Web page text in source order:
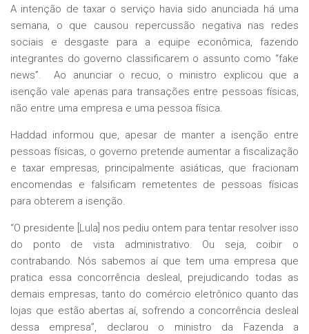
A intenção de taxar o serviço havia sido anunciada há uma
semana, o que causou repercussão negativa nas redes
sociais e desgaste para a equipe econômica, fazendo
integrantes do governo classificarem o assunto como “fake
news”. Ao anunciar o recuo, o ministro explicou que a
isenção vale apenas para transações entre pessoas físicas,
não entre uma empresa e uma pessoa física.
Haddad informou que, apesar de manter a isenção entre
pessoas físicas, o governo pretende aumentar a fiscalização
e taxar empresas, principalmente asiáticas, que fracionam
encomendas e falsificam remetentes de pessoas físicas
para obterem a isenção.
“O presidente [Lula] nos pediu ontem para tentar resolver isso
do ponto de vista administrativo. Ou seja, coibir o
contrabando. Nós sabemos aí que tem uma empresa que
pratica essa concorrência desleal, prejudicando todas as
demais empresas, tanto do comércio eletrônico quanto das
lojas que estão abertas aí, sofrendo a concorrência desleal
dessa empresa”, declarou o ministro da Fazenda a